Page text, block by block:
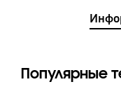
Популярные